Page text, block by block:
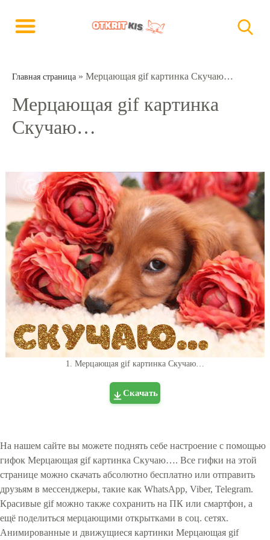
Главная страница » Мерцающая gif картинка Скучаю…
Мерцающая gif картинка
Скучаю…
1. Мерцающая gif картинка Скучаю…
Скачать
На нашем сайте вы можете поднять себе настроение с помощью
гифок Мерцающая gif картинка Скучаю…. Все гифки на этой
странице можно скачать абсолютно бесплатно или отправить
друзьям в мессенджеры, такие как WhatsApp, Viber, Telegram.
Красивые gif можно также сохранить на ПК или смартфон, а
ещё поделиться мерцающими открытками в соц. сетях.
Анимированные и движущиеся картинки Мерцающая gif